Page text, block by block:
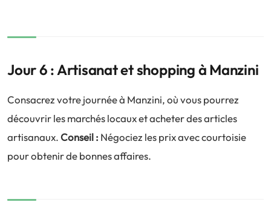
Jour 6 : Artisanat et shopping à Manzini
Consacrez votre journée à Manzini, où vous pourrez
découvrir les marchés locaux et acheter des articles
artisanaux.Conseil : Négociez les prix avec courtoisie
pour obtenir de bonnes affaires.